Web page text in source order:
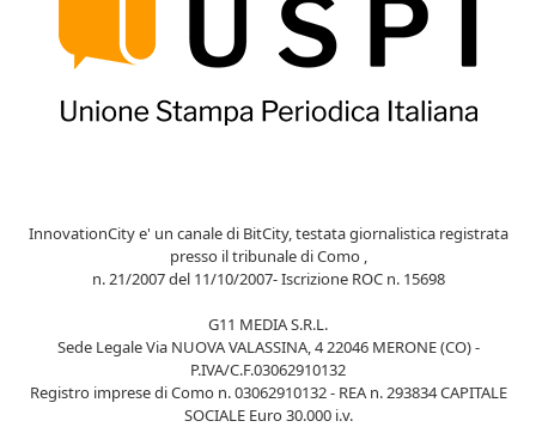
InnovationCity e' un canale di BitCity, testata giornalistica registrata
presso il tribunale di Como ,
n. 21/2007 del 11/10/2007- Iscrizione ROC n. 15698
G11 MEDIA S.R.L.
Sede Legale Via NUOVA VALASSINA, 4 22046 MERONE (CO) -
P.IVA/C.F.03062910132
Registro imprese di Como n. 03062910132 - REA n. 293834 CAPITALE
SOCIALE Euro 30.000 i.v.